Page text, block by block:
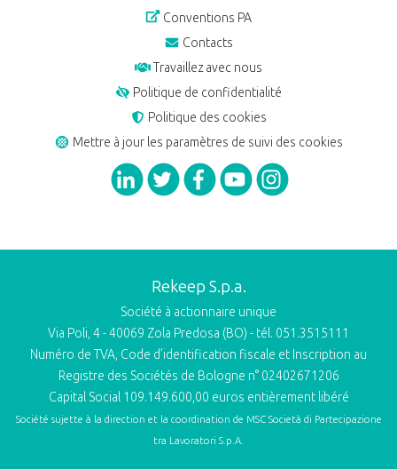
Conventions PA
Contacts
Travaillez avec nous
Politique de confidentialité
Politique des cookies
Mettre à jour les paramètres de suivi des cookies
Rekeep S.p.a.
Société à actionnaire unique
Via Poli, 4 - 40069 Zola Predosa (BO) - tél. 051.3515111
Numéro de TVA, Code d’identification fiscale et Inscription au
Registre des Sociétés de Bologne n° 02402671206
Capital Social 109.149.600,00 euros entièrement libéré
Société sujette à la direction et la coordination de MSC Società di Partecipazione
tra Lavoratori S.p.A.